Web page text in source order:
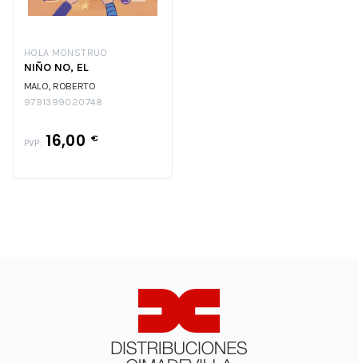
HOLA MONSTRUO
NIÑO NO, EL
MALO, ROBERTO
9791399020748
PVP: 16,00 €